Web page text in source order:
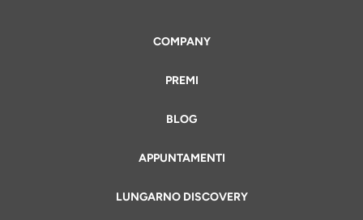
COMPANY
PREMI
BLOG
APPUNTAMENTI
LUNGARNO DISCOVERY